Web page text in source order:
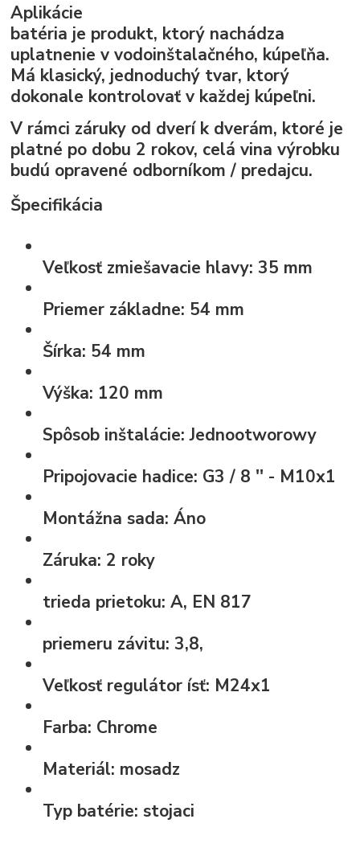
Aplikácie
batéria je produkt, ktorý nachádza
uplatnenie v vodoinštalačného, ​​kúpeľňa.
Má klasický, jednoduchý tvar, ktorý
dokonale kontrolovať v každej kúpeľni.
V rámci záruky od dverí k dverám, ktoré je
platné po dobu 2 rokov, celá vina výrobku
budú opravené odborníkom / predajcu.
Špecifikácia
Veľkosť zmiešavacie hlavy:35 mm
Priemer základne: 54 mm
Šírka: 54 mm
Výška: 120 mm
Spôsob inštalácie:Jednootworowy
Pripojovacie hadice: G3 / 8 '' - M10x1
Montážna sada:Áno
Záruka: 2 roky
trieda prietoku:A, EN 817
priemeru závitu:3,8,
Veľkosť regulátor ísť: M24x1
Farba: Chrome
Materiál: mosadz
Typ batérie:stojaci